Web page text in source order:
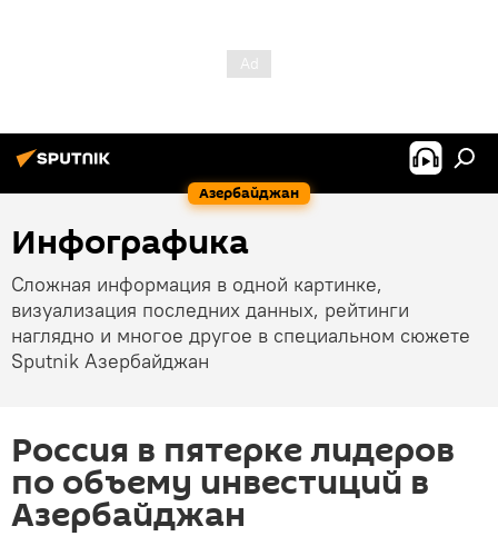
Азербайджан
Инфографика
Сложная информация в одной картинке,
визуализация последних данных, рейтинги
наглядно и многое другое в специальном сюжете
Sputnik Азербайджан
Россия в пятерке лидеров
по объему инвестиций в
Азербайджан